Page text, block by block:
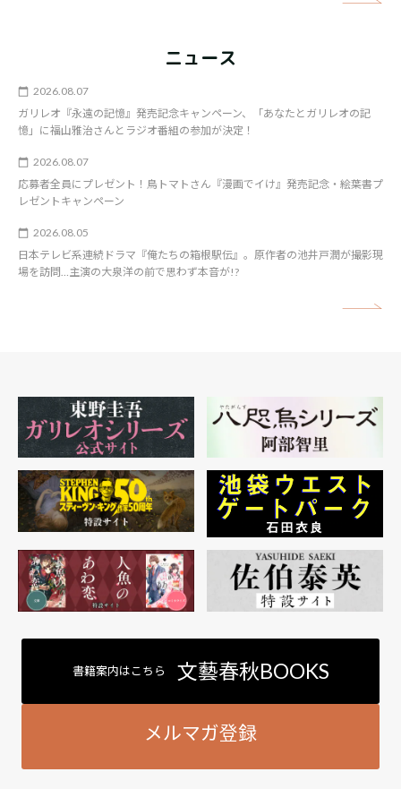
ニュース
2026.08.07
ガリレオ『永遠の記憶』発売記念キャンペーン、「あなたとガリレオの記
憶」に福山雅治さんとラジオ番組の参加が決定！
2026.08.07
応募者全員にプレゼント！鳥トマトさん『漫画でイけ』発売記念・絵葉書プ
レゼントキャンペーン
2026.08.05
日本テレビ系連続ドラマ『俺たちの箱根駅伝』。原作者の池井戸潤が撮影現
場を訪問…主演の大泉洋の前で思わず本音が!?
書籍案内はこちら 文藝春秋BOOKS
メルマガ登録